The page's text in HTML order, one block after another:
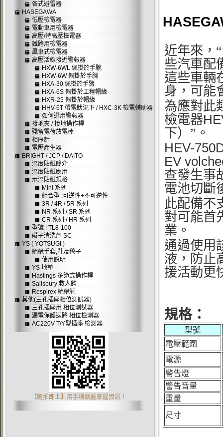
近年來，
些汽車配
這些車輛
身，可能
為應對此
檢電器
下）”。
HEV-
EV
查發生事
電池切斷
此配備不
對可能首
業。
通過使用
液，防止
援活動更
規格：
型號
電壓範圍
電源
警告燈
警告音量
重量
尺寸
各式避雷器
HASEGAWA
低壓檢電器
電動車用檢電器
高壓/特高壓檢電器
鐵路用檢電器
風車式檢電器
高壓活線接近警報器
HXW-6WL 佩掛於手腕
HXW-6W 佩掛於手腕
HXA-30 佩掛於手臂
HXA-6S 佩掛於工程帽緣
HXR-25 佩掛於帽緣
HHV-6T 帶電狀況下 / HXC-3K 檢電輔助器
如何選用警報器
接地夾 / 接地操作桿
殘留電荷放電棒
相序計
電壓產生器
BRIGHT / JCP / DAITO
溫度貼紙簡介
溫度貼紙應用
示溫貼紙規格
Mini 系列
組合型 :可逆性+不可逆性
3R / 4R / 5R 系列
NR 系列 / SR 系列
CR 系列 / HR 系列
型號 : TL8-100
礙子清洗劑 SC
YS ( YOTSUGI )
絕緣手套,鞋及毯子
使用說明
YS 地墊
Hastings 多節式操作桿
Salisbury 救人鈎
Respirex 絕緣鞋
其他(三孔插座相位測試器)
三孔插座用 相位測試器
漏電保護迴路 相位檢測器
AC220V T/Y型插座 檢測器
【隨拍即上】用手機就能掌握資訊！